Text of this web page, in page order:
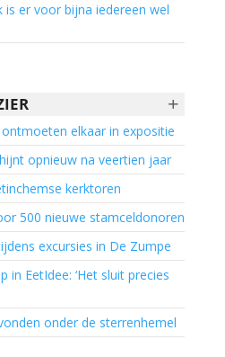
is er voor bijna iedereen wel
+
elkaar in expositie
opnieuw na veertien jaar
kerktoren
500 nieuwe stamceldonoren
excursies in De Zumpe
in EetIdee: ‘Het sluit precies
onder de sterrenhemel